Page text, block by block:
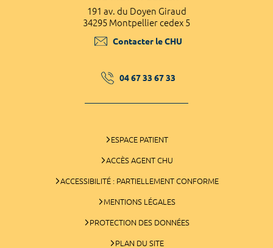
191 av. du Doyen Giraud
34295 Montpellier cedex 5
Contacter le CHU
04 67 33 67 33
ESPACE PATIENT
ACCÈS AGENT CHU
ACCESSIBILITÉ : PARTIELLEMENT CONFORME
MENTIONS LÉGALES
PROTECTION DES DONNÉES
PLAN DU SITE